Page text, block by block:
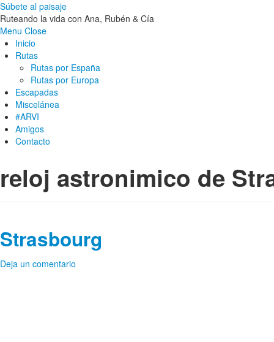
Súbete al paisaje
Ruteando la vida con Ana, Rubén & Cía
Menu Close
Inicio
Rutas
Rutas por España
Rutas por Europa
Escapadas
Miscelánea
#ARVI
Amigos
Contacto
reloj astronimico de
Strasbourg
Deja un comentario